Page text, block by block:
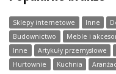
Sklepy internetowe Inne
Budownictwo
Meble i
Inne
Artykuły przemysłowe
Hurtownie
Kuchnia